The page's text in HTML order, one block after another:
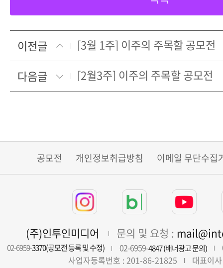
이전글
[3월 1주] 이주의 주목할 공모전
다음글
[2월3주] 이주의 주목할 공모전
공모전 개인정보취급방침 이메일 무단수집
(주)인투인미디어 문의 및 요청 :
02-6959-3370(공모전 등록 및 수정) 02-6959-4847 (배너광고 문의)
사업자등록번호 : 201-86-21825
대표이